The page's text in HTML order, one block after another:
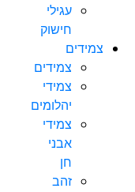
עגילי
חישוק
צמידים
צמידים
צמידי
יהלומים
צמידי
אבני
חן
זהב